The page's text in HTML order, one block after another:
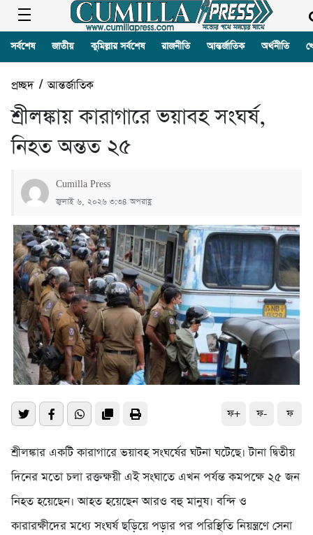
সর্বশেষ জাতীয় কুমিল্লার সর্বশেষ রাজনীতি আন্তর্জাতিক অর্থনীতি
প্রচ্ছদ/আন্তর্জাতিক
শ্রীলঙ্কায় কারাগারে ভয়াবহ সংঘর্ষ,
নিহত অন্তত ২৫
Cumilla Press
জুলাই ৬, ২০২৬ ৩:৩৪ অপরাহ্ণ
ফ+ ফ- ফ
শ্রীলঙ্কার একটি কারাগারে ভয়াবহ সংঘর্ষের ঘটনা ঘটেছে। টানা দ্বিতীয়
দিনের মতো চলা রক্তক্ষয়ী এই সংঘাতে এখন পর্যন্ত কমপক্ষে ২৫ জন
নিহত হয়েছেন। আহত হয়েছেন আরও বহু মানুষ। বন্দি ও
কারারক্ষীদের মধ্যে সংঘর্ষ ছড়িয়ে পড়ার পর পরিস্থিতি নিয়ন্ত্রণে সেনা